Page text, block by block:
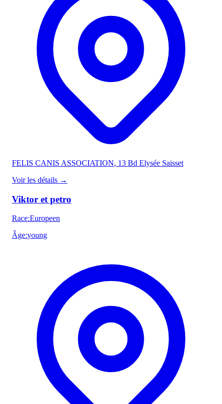
FELIS CANIS ASSOCIATION, 13 Bd Elysée Saisset
Voir les détails →
Viktor et petro
Race:Europeen
Âge:young